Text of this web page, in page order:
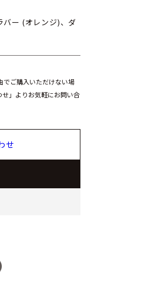
バー (オレンジ)、ダ
でご購入いただけない場
」よりお気軽にお問い合
せ